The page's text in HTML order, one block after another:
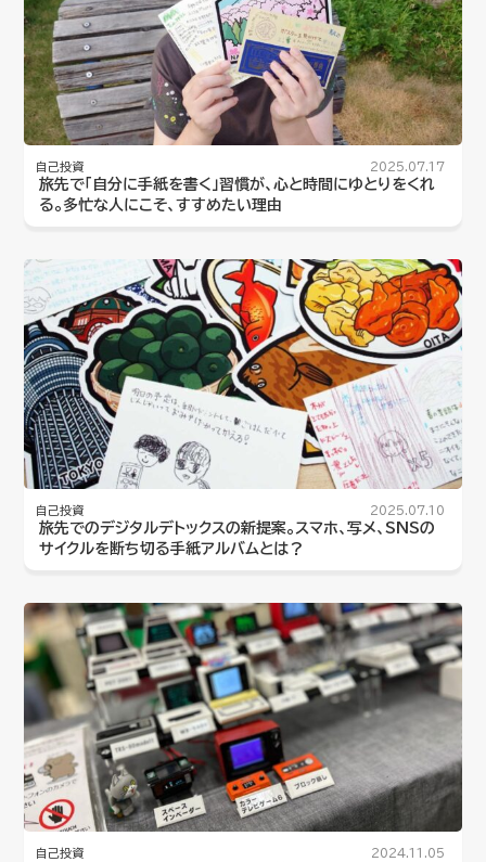
自己投資 2025.07.17
旅先で「自分に手紙を書く」習慣が、心と時間にゆとりをくれ
る。多忙な人にこそ、すすめたい理由
自己投資 2025.07.10
旅先でのデジタルデトックスの新提案。スマホ、写メ、SNSの
サイクルを断ち切る手紙アルバムとは？
自己投資 2024.11.05